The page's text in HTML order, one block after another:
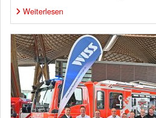
Weiterlesen